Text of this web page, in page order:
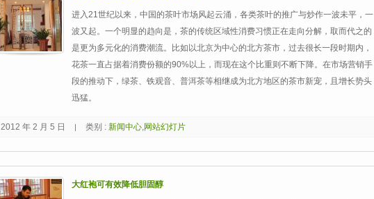
进入21世纪以来，中国的茶叶市场风起云涌，各类茶叶的推广与炒作一波未平，一
波又起。一个明显的趋向是，茶的传统区域性消费习惯正在走向分解，取而代之的
是更为多元化的消费潮流。比如以北京为中心的北方茶市，过去很长一段时期内，
花茶一直占据着消费份额的90%以上，而现在这个比重则不断下降。在市场营销手
段的推动下，绿茶、铁观音、普洱茶等相继成为北方地区的茶市新宠，且增长势头
迅猛。
2012 年 2 月 5 日 | 类别 : 新闻中心,网站幻灯片
大红袍可有效降低胆固醇